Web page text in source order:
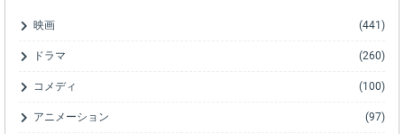
映画 (441)
ドラマ (260)
コメディ (100)
アニメーション (97)